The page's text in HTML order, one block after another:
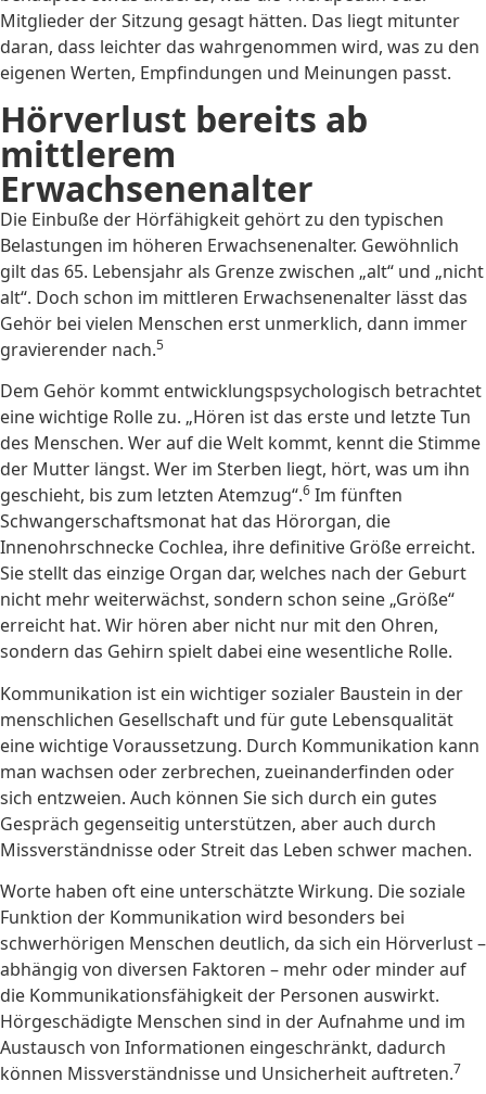
Mitglieder der Sitzung gesagt hätten. Das liegt mitunter
daran, dass leichter das wahrgenommen wird, was zu den
eigenen Werten, Empfindungen und Meinungen passt.
Hörverlust bereits ab
mittlerem
Erwachsenenalter
Die Einbuße der Hörfähigkeit gehört zu den typischen
Belastungen im höheren Erwachsenenalter. Gewöhnlich
gilt das 65. Lebensjahr als Grenze zwischen „alt“ und „nicht
alt“. Doch schon im mittleren Erwachsenenalter lässt das
Gehör bei vielen Menschen erst unmerklich, dann immer
gravierender nach.5
Dem Gehör kommt entwicklungspsychologisch betrachtet
eine wichtige Rolle zu. „Hören ist das erste und letzte Tun
des Menschen. Wer auf die Welt kommt, kennt die Stimme
der Mutter längst. Wer im Sterben liegt, hört, was um ihn
geschieht, bis zum letzten Atemzug“.6 Im fünften
Schwangerschaftsmonat hat das Hörorgan, die
Innenohrschnecke Cochlea, ihre definitive Größe erreicht.
Sie stellt das einzige Organ dar, welches nach der Geburt
nicht mehr weiterwächst, sondern schon seine „Größe“
erreicht hat. Wir hören aber nicht nur mit den Ohren,
sondern das Gehirn spielt dabei eine wesentliche Rolle.
Kommunikation ist ein wichtiger sozialer Baustein in der
menschlichen Gesellschaft und für gute Lebensqualität
eine wichtige Voraussetzung. Durch Kommunikation kann
man wachsen oder zerbrechen, zueinanderfinden oder
sich entzweien. Auch können Sie sich durch ein gutes
Gespräch gegenseitig unterstützen, aber auch durch
Missverständnisse oder Streit das Leben schwer machen.
Worte haben oft eine unterschätzte Wirkung. Die soziale
Funktion der Kommunikation wird besonders bei
schwerhörigen Menschen deutlich, da sich ein Hörverlust –
abhängig von diversen Faktoren – mehr oder minder auf
die Kommunikationsfähigkeit der Personen auswirkt.
Hörgeschädigte Menschen sind in der Aufnahme und im
Austausch von Informationen eingeschränkt, dadurch
können Missverständnisse und Unsicherheit auftreten.7